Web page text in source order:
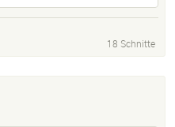
18 Schnitte